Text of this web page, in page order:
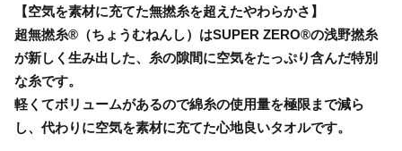
【空気を素材に充てた無撚糸を超えたやわらかさ】
超無撚糸®（ちょうむねんし）はSUPER ZERO®の浅野撚糸
が新しく生み出した、糸の隙間に空気をたっぷり含んだ特別
な糸です。
軽くてボリュームがあるので綿糸の使用量を極限まで減ら
し、代わりに空気を素材に充てた心地良いタオルです。